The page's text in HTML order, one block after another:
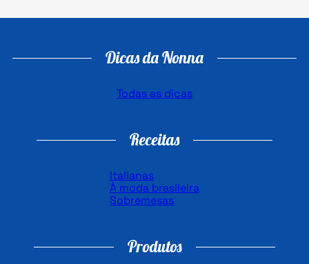
Dicas da Nonna
Todas as dicas
Receitas
Italianas
À moda brasileira
Sobremesas
Produtos